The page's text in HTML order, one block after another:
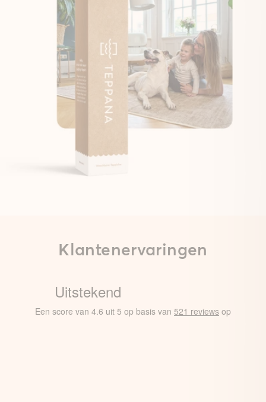
Klantenervaringen